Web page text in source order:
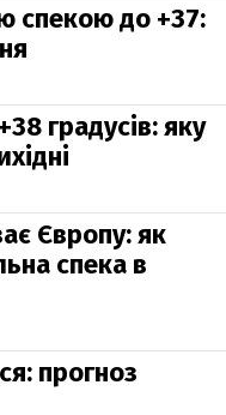
спекою до +37:
градусів: яку
Європу: як
спека в
прогноз